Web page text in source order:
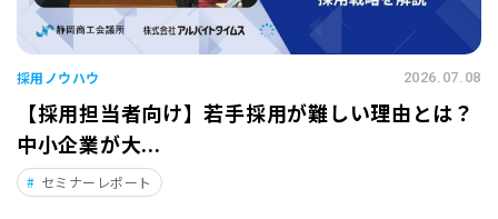
採用ノウハウ 2026.07.08
【採用担当者向け】若手採用が難しい理由とは？
中小企業が大...
セミナーレポート